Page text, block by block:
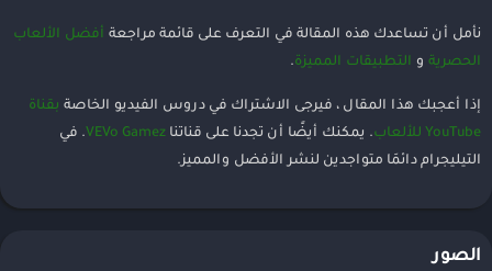
نأمل أن تساعدك هذه المقالة في التعرف على قائمة مراجعة أفضل الألعاب
الحصرية و التطبيقات المميزة.
إذا أعجبك هذا المقال ، فيرجى الاشتراك في دروس الفيديو الخاصة بقناة
YouTube للألعاب
. يمكنك أيضًا أن تجدنا على قناتنا VEVo Gamez. في
التيليجرام دائمَا متواجدين لنشر الأفضل والمميز.
الصور